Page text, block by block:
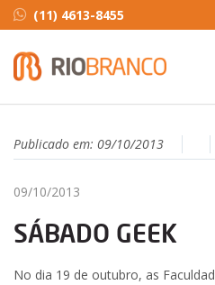
(11) 4613-8455
Publicado em: 09/10/2013
09/10/2013
SÁBADO GEEK
No dia 19 de outubro, as